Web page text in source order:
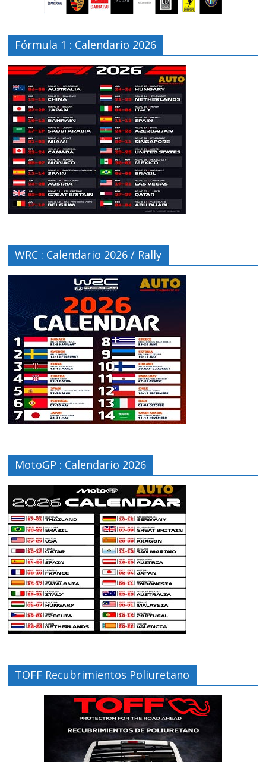
Fórmula 1 : Calendario 2026
WRC : Calendario 2026 / Rally
MotoGP : Calendario 2026
TOFF Recubrimientos Poliuretano